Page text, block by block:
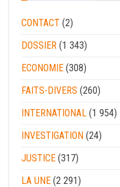
CONTACT (2)
DOSSIER (1 343)
ECONOMIE (308)
FAITS-DIVERS (260)
INTERNATIONAL (1 954)
INVESTIGATION (24)
JUSTICE (317)
LA UNE (2 291)